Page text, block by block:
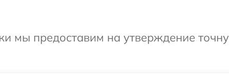
мы предоставим на утверждение